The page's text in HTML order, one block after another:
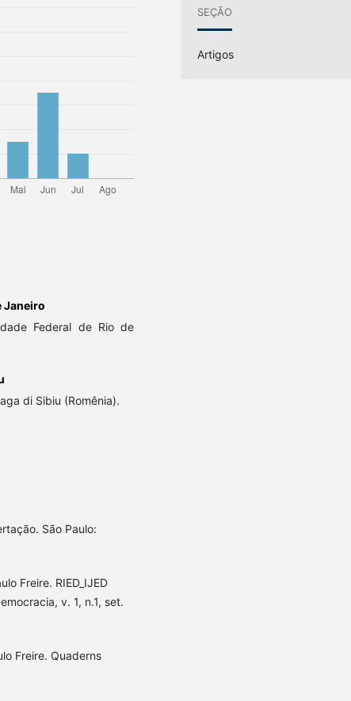
Janeiro
Federal de Rio de
di Sibiu (Romênia).
São Paulo:
Freire. RIED_IJED
v. 1, n.1, set.
Freire. Quaderns
SEÇÃO
Artigos